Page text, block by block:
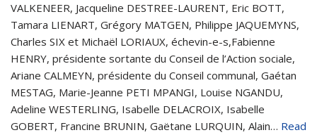
VALKENEER, Jacqueline DESTREE-LAURENT, Eric BOTT,
Tamara LIENART, Grégory MATGEN, Philippe JAQUEMYNS,
Charles SIX et Michaël LORIAUX, échevin-e-s,Fabienne
HENRY, présidente sortante du Conseil de l’Action sociale,
Ariane CALMEYN, présidente du Conseil communal, Gaétan
MESTAG, Marie-Jeanne PETI MPANGI, Louise NGANDU,
Adeline WESTERLING, Isabelle DELACROIX, Isabelle
GOBERT, Francine BRUNIN, Gaëtane LURQUIN, Alain… Read